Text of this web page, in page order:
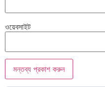
ওয়েবসাইট